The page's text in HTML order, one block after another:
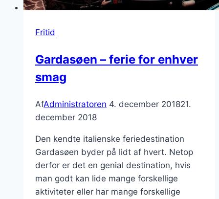
Fritid
Gardasøen – ferie for enhver
smag
AfAdministratoren 4. december 201821.
december 2018
Den kendte italienske feriedestination
Gardasøen byder på lidt af hvert. Netop
derfor er det en genial destination, hvis
man godt kan lide mange forskellige
aktiviteter eller har mange forskellige